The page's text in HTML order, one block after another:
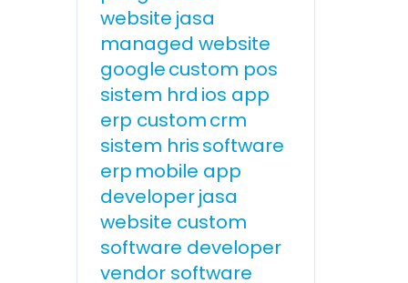
website jasa
managed website
googlecustom pos
sistem hrd ios app
erp customcrm
sistem hrissoftware
erp mobile app
developerjasa
website custom
software developer
vendor software